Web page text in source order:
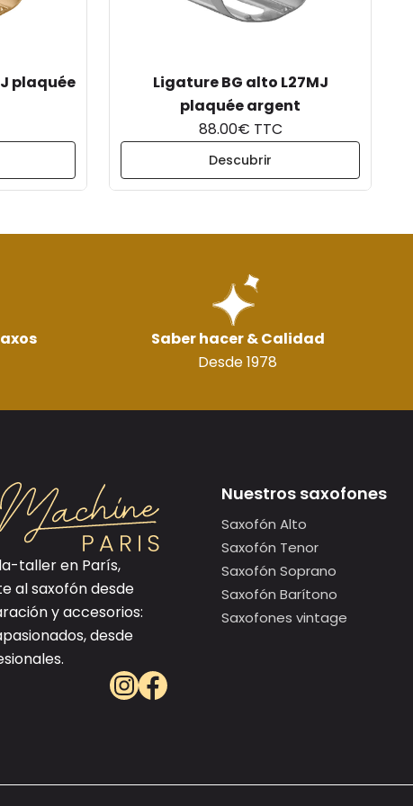
plaquée
Ligature BG alto L27MJ
plaquée argent
88.00€ TTC
Descubrir
Saber hacer & Calidad
Desde 1978
taller en París,
al saxofón desde
y accesorios:
desde
Nuestros saxofones
Saxofón Alto
Saxofón Tenor
Saxofón Soprano
Saxofón Barítono
Saxofones vintage